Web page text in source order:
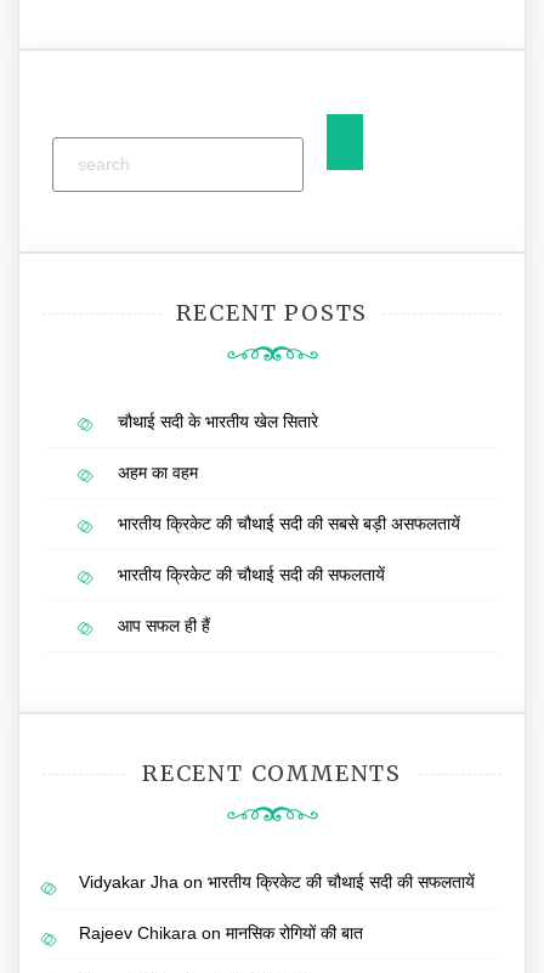
RECENT POSTS
चौथाई सदी के भारतीय खेल सितारे
अहम का वहम
भारतीय क्रिकेट की चौथाई सदी की सबसे बड़ी असफलतायें
भारतीय क्रिकेट की चौथाई सदी की सफलतायें
आप सफल ही हैं
RECENT COMMENTS
Vidyakar Jha on भारतीय क्रिकेट की चौथाई सदी की सफलतायें
Rajeev Chikara on मानसिक रोगियों की बात